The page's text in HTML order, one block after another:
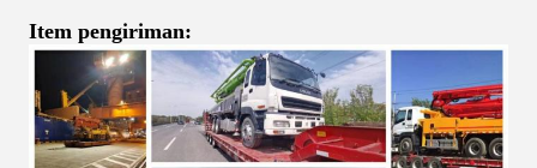
Item pengiriman: